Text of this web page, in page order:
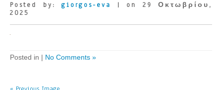
Posted by: giorgos-eva
| on 29 Οκτωβρίου,
2025
Posted in | No Comments »